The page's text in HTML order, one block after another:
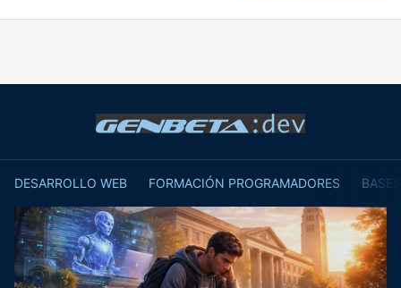
DESARROLLO WEB FORMACIÓN PROGRAMADORES